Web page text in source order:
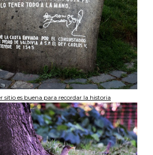
sitio es buena para recordar la historia